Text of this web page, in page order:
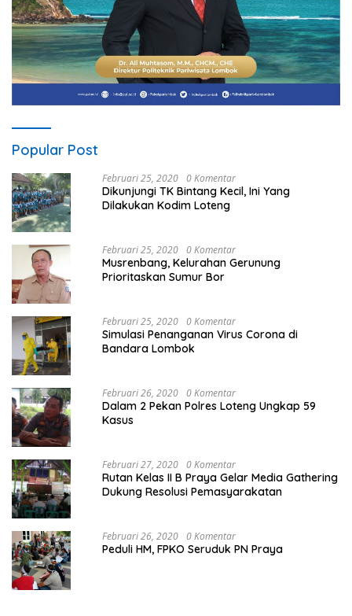
Popular Post
Februari 25, 2020 0 Komentar
Dikunjungi TK Bintang Kecil, Ini Yang
Dilakukan Kodim Loteng
Februari 25, 2020 0 Komentar
Musrenbang, Kelurahan Gerunung
Prioritaskan Sumur Bor
Februari 25, 2020 0 Komentar
Simulasi Penanganan Virus Corona di
Bandara Lombok
Februari 26, 2020 0 Komentar
Dalam 2 Pekan Polres Loteng Ungkap 59
Kasus
Februari 27, 2020 0 Komentar
Rutan Kelas II B Praya Gelar Media Gathering
Dukung Resolusi Pemasyarakatan
Februari 26, 2020 0 Komentar
Peduli HM, FPKO Seruduk PN Praya